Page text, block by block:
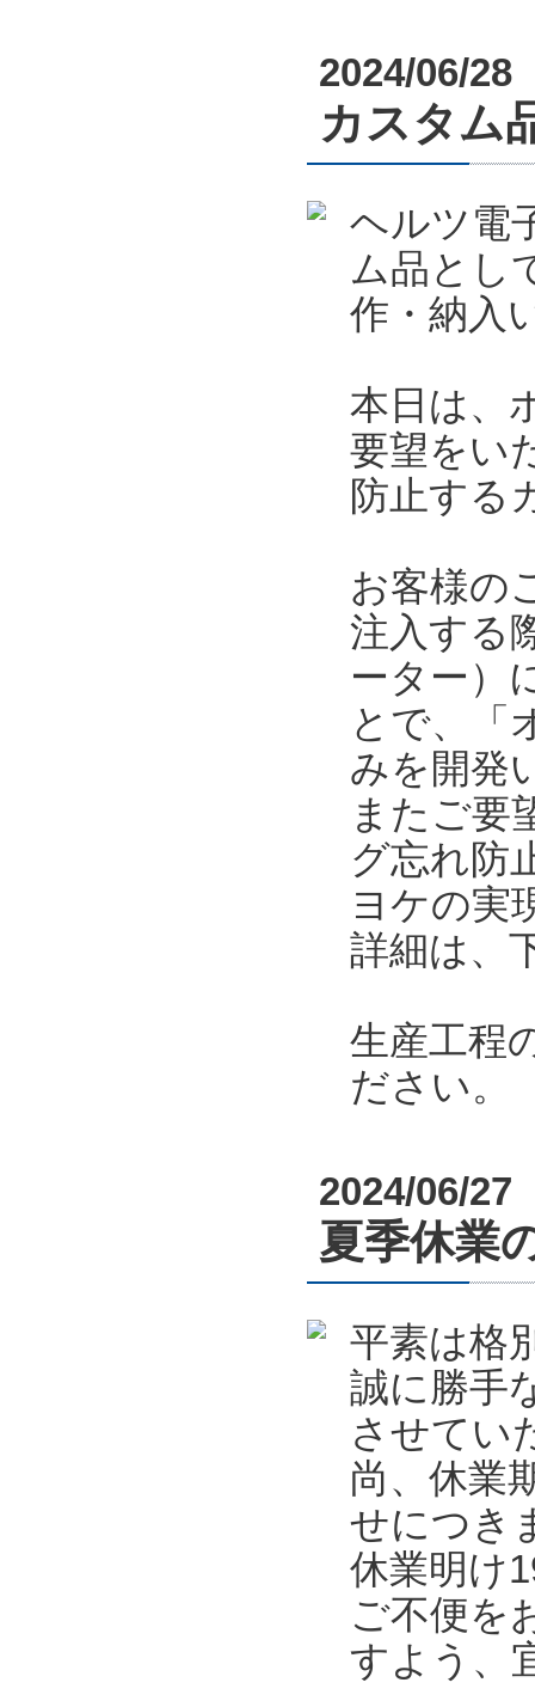
2024/06/28
カスタム
ヘルツ電
ム品とし
作・納入
本日は、
要望をい
防止する
お客様の
注入する
ーター）
とで、「
みを開発
またご要
グ忘れ防
ヨケの実
詳細は、
生産工程
ださい。
2024/06/27
夏季休業
平素は格
誠に勝手
させてい
尚、休業
せにつき
休業明け
ご不便を
すよう、